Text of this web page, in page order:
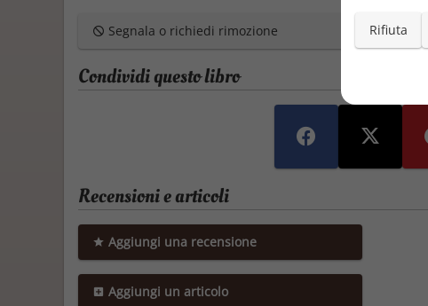
Segnala o richiedi rimozione
Condividi questo libro
Recensioni e articoli
Aggiungi una recensione
Aggiungi un articolo
Rifiuta